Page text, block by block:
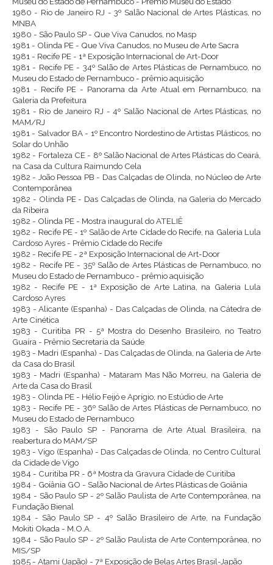
1980 - Rio de Janeiro RJ - 3º Salão Nacional de Artes Plásticas, no
MNBA
1980 - São Paulo SP - Que Viva Canudos, no Masp
1981 - Olinda PE - Que Viva Canudos, no Museu de Arte Sacra
1981 - Recife PE - 1ª Exposição Internacional de Art-Door
1981 - Recife PE - 34º Salão de Artes Plásticas de Pernambuco, no
Museu do Estado de Pernambuco - prêmio aquisição
1981 - Recife PE - Panorama da Arte Atual em Pernambuco, na
Galeria da Prefeitura
1981 - Rio de Janeiro RJ - 4º Salão Nacional de Artes Plásticas, no
MAM/RJ
1981 - Salvador BA - 1º Encontro Nordestino de Artistas Plásticos, no
Solar do Unhão
1982 - Fortaleza CE - 8º Salão Nacional de Artes Plásticas do Ceará,
na Casa da Cultura Raimundo Cela
1982 - João Pessoa PB - Das Calçadas de Olinda, no Núcleo de Arte
Contemporânea
1982 - Olinda PE - Das Calçadas de Olinda, na Galeria do Mercado
da Ribeira
1982 - Olinda PE - Mostra inaugural do ATELIÊ
1982 - Recife PE - 1º Salão de Arte Cidade do Recife, na Galeria Lula
Cardoso Ayres - Prêmio Cidade do Recife
1982 - Recife PE - 2ª Exposição Internacional de Art-Door
1982 - Recife PE - 35º Salão de Artes Plásticas de Pernambuco, no
Museu do Estado de Pernambuco - prêmio aquisição
1982 - Recife PE - 1ª Exposição de Arte Latina, na Galeria Lula
Cardoso Ayres
1983 - Alicante (Espanha) - Das Calçadas de Olinda, na Cátedra de
Arte Cinética
1983 - Curitiba PR - 5ª Mostra do Desenho Brasileiro, no Teatro
Guaíra - Prêmio Secretaria da Saúde
1983 - Madri (Espanha) - Das Calçadas de Olinda, na Galeria de Arte
da Casa do Brasil
1983 - Madri (Espanha) - Mataram Mas Não Morreu, na Galeria de
Arte da Casa do Brasil
1983 - Olinda PE - Hélio Feijó e Aprígio, no Estúdio de Arte
1983 - Recife PE - 36º Salão de Artes Plásticas de Pernambuco, no
Museu do Estado de Pernambuco
1983 - São Paulo SP - Panorama de Arte Atual Brasileira, na
reabertura do MAM/SP
1983 - Vigo (Espanha) - Das Calçadas de Olinda, no Centro Cultural
da Cidade de Vigo
1984 - Curitiba PR - 6ª Mostra da Gravura Cidade de Curitiba
1984 - Goiânia GO - Salão Nacional de Artes Plásticas de Goiânia
1984 - São Paulo SP - 2º Salão Paulista de Arte Contemporânea, na
Fundação Bienal
1984 - São Paulo SP - 4º Salão Brasileiro de Arte, na Fundação
Mokiti Okada - M.O.A.
1984 - São Paulo SP - 2º Salão Paulista de Arte Contemporânea, no
MIS/SP
1985 - Atami (Japão) - 7ª Exposição de Belas Artes Brasil-Japão